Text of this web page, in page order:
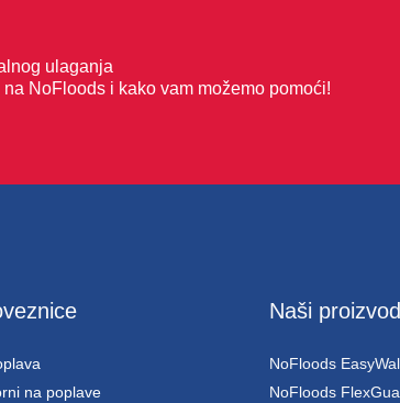
ulaganja
NoFloods i kako vam možemo pomoći!
na poplave
Naši
NoFloods
NoFloods